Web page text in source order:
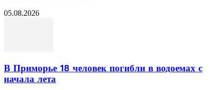
05.08.2026
В Приморье 18 человек погибли в водоемах с
начала лета